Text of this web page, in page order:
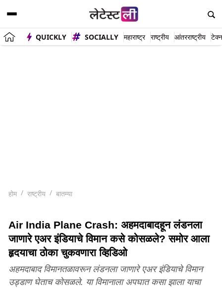
QUICKLY SOCIALLY महाराष्ट्र राष्ट्रीय आंतरराष्ट्रीय
होम राष्ट्रीय बातम्या
Air India Plane Crash: अहमदाबादहून लंडनला
जाणारे एअर इंडियाचे विमान कसे कोसळले? समोर आला
हृदयाचा ठोका चुकवणारा व्हिडिओ
अहमदाबाद विमानतळावरून लंडनला जाणारे एअर इंडियाचे विमान
उड्डाण घेताच कोसळले. या विमानाला अपघात कसा झाला याचा